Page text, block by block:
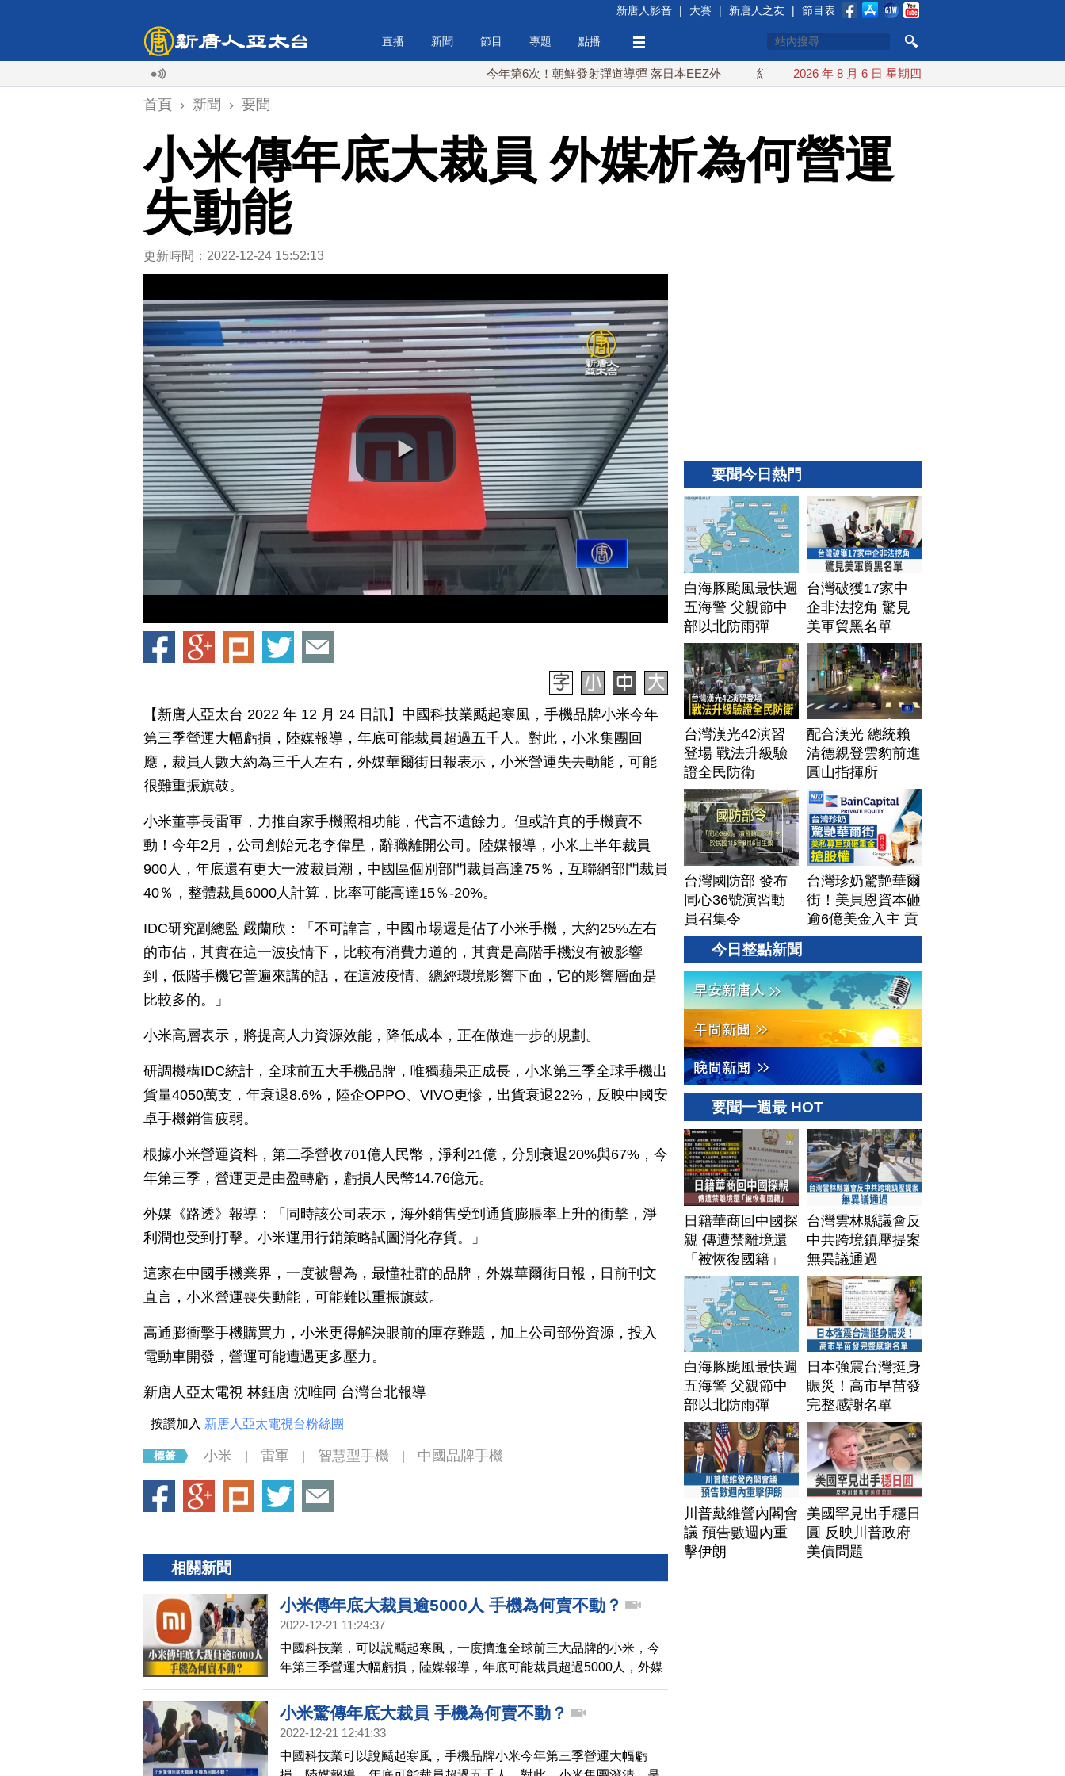
新唐人影音 | 大賽 | 新唐人之友 | 節目表
直播 新聞 節目 專題 點播
今年第6次！朝鮮發射彈道導彈 落日本EEZ外 紅海戰火續升溫 也門胡塞武裝稱又襲擊沙特油輪
2026 年 8 月 6 日 星期四
首頁 › 新聞 › 要聞
小米傳年底大裁員 外媒析為何營運
失動能
更新時間：2022-12-24 15:52:13
【新唐人亞太台 2022 年 12 月 24 日訊】中國科技業颳起寒風，手機品牌小米今年
第三季營運大幅虧損，陸媒報導，年底可能裁員超過五千人。對此，小米集團回
應，裁員人數大約為三千人左右，外媒華爾街日報表示，小米營運失去動能，可能
很難重振旗鼓。
小米董事長雷軍，力推自家手機照相功能，代言不遺餘力。但或許真的手機賣不
動！今年2月，公司創始元老李偉星，辭職離開公司。陸媒報導，小米上半年裁員
900人，年底還有更大一波裁員潮，中國區個別部門裁員高達75％，互聯網部門裁員
40％，整體裁員6000人計算，比率可能高達15％-20%。
IDC研究副總監 嚴蘭欣：「不可諱言，中國市場還是佔了小米手機，大約25%左右
的市佔，其實在這一波疫情下，比較有消費力道的，其實是高階手機沒有被影響
到，低階手機它普遍來講的話，在這波疫情、總經環境影響下面，它的影響層面是
比較多的。」
小米高層表示，將提高人力資源效能，降低成本，正在做進一步的規劃。
研調機構IDC統計，全球前五大手機品牌，唯獨蘋果正成長，小米第三季全球手機出
貨量4050萬支，年衰退8.6%，陸企OPPO、VIVO更慘，出貨衰退22%，反映中國安
卓手機銷售疲弱。
根據小米營運資料，第二季營收701億人民幣，淨利21億，分別衰退20%與67%，今
年第三季，營運更是由盈轉虧，虧損人民幣14.76億元。
外媒《路透》報導：「同時該公司表示，海外銷售受到通貨膨脹率上升的衝擊，淨
利潤也受到打擊。小米運用行銷策略試圖消化存貨。」
這家在中國手機業界，一度被譽為，最懂社群的品牌，外媒華爾街日報，日前刊文
直言，小米營運喪失動能，可能難以重振旗鼓。
高通膨衝擊手機購買力，小米更得解決眼前的庫存難題，加上公司部份資源，投入
電動車開發，營運可能遭遇更多壓力。
新唐人亞太電視 林鈺唐 沈唯同 台灣台北報導
按讚加入 新唐人亞太電視台粉絲團
小米 雷軍 智慧型手機 中國品牌手機
相關新聞
小米傳年底大裁員逾5000人 手機為何賣不動？
2022-12-21 11:24:37
中國科技業，可以說颳起寒風，一度擠進全球前三大品牌的小米，今
年第三季營運大幅虧損，陸媒報導，年底可能裁員超過5000人，外媒
華爾街日報，日前直指該公司營運失去動能，可能難以重振旗鼓。
小米驚傳年底大裁員 手機為何賣不動？
2022-12-21 12:41:33
中國科技業可以說颳起寒風，手機品牌小米今年第三季營運大幅虧
要聞今日熱門
白海豚颱風最快週
五海警 父親節中
部以北防雨彈
台灣破獲17家中
企非法挖角 驚見
美軍貿黑名單
台灣漢光42演習
登場 戰法升級驗
證全民防衛
配合漢光 總統賴
清德親登雲豹前進
圓山指揮所
台灣國防部 發布
同心36號演習動
員召集令
台灣珍奶驚艷華爾
街！美貝恩資本砸
逾6億美金入主 貢
茶拓國際版圖加速
聞｜
20260806(四)
今日整點新聞
要聞一週最 HOT
日籍華商回中國探
親 傳遭禁離境還
「被恢復國籍」
台灣雲林縣議會反
中共跨境鎮壓提案
無異議通過
白海豚颱風最快週
五海警 父親節中
部以北防雨彈
日本強震台灣挺身
賑災！高市早苗發
完整感謝名單
川普戴維營內閣會
議 預告數週內重
擊伊朗
美國罕見出手穩日
圓 反映川普政府
美債問題